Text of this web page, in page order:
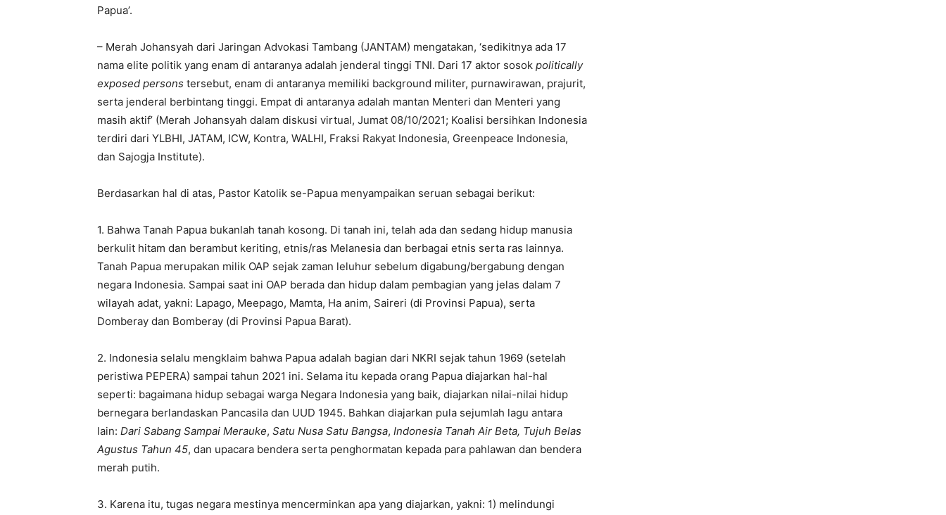
Papua’.
– Merah Johansyah dari Jaringan Advokasi Tambang (JANTAM) mengatakan, ‘sedikitnya ada 17
nama elite politik yang enam di antaranya adalah jenderal tinggi TNI. Dari 17 aktor sosok politically
exposed persons tersebut, enam di antaranya memiliki background militer, purnawirawan, prajurit,
serta jenderal berbintang tinggi. Empat di antaranya adalah mantan Menteri dan Menteri yang
masih aktif’ (Merah Johansyah dalam diskusi virtual, Jumat 08/10/2021; Koalisi bersihkan Indonesia
terdiri dari YLBHI, JATAM, ICW, Kontra, WALHI, Fraksi Rakyat Indonesia, Greenpeace Indonesia,
dan Sajogja Institute).
Berdasarkan hal di atas, Pastor Katolik se-Papua menyampaikan seruan sebagai berikut:
1. Bahwa Tanah Papua bukanlah tanah kosong. Di tanah ini, telah ada dan sedang hidup manusia
berkulit hitam dan berambut keriting, etnis/ras Melanesia dan berbagai etnis serta ras lainnya.
Tanah Papua merupakan milik OAP sejak zaman leluhur sebelum digabung/bergabung dengan
negara Indonesia. Sampai saat ini OAP berada dan hidup dalam pembagian yang jelas dalam 7
wilayah adat, yakni: Lapago, Meepago, Mamta, Ha anim, Saireri (di Provinsi Papua), serta
Domberay dan Bomberay (di Provinsi Papua Barat).
2. Indonesia selalu mengklaim bahwa Papua adalah bagian dari NKRI sejak tahun 1969 (setelah
peristiwa PEPERA) sampai tahun 2021 ini. Selama itu kepada orang Papua diajarkan hal-hal
seperti: bagaimana hidup sebagai warga Negara Indonesia yang baik, diajarkan nilai-nilai hidup
bernegara berlandaskan Pancasila dan UUD 1945. Bahkan diajarkan pula sejumlah lagu antara
lain: Dari Sabang Sampai Merauke, Satu Nusa Satu Bangsa, Indonesia Tanah Air Beta, Tujuh Belas
Agustus Tahun 45, dan upacara bendera serta penghormatan kepada para pahlawan dan bendera
merah putih.
3. Karena itu, tugas negara mestinya mencerminkan apa yang diajarkan, yakni: 1) melindungi